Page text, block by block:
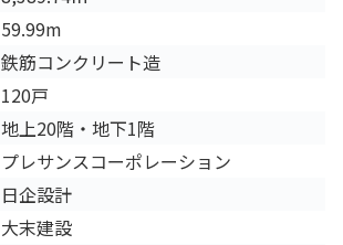
59.99m
鉄筋コンクリート造
120戸
地上20階・地下1階
プレサンスコーポレーション
日企設計
大末建設